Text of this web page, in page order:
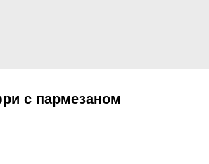
с пармезаном